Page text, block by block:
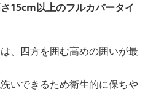
15cm以上のフルカバータイ
、四方を囲む高めの囲いが最
いできるため衛生的に保ちや